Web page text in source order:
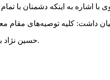
حسین نژاد با اشاره به اینکه مردم ایران بیش از گذشته در صحنه هستند، خاطرنشان کرد: این موضوع بیانگر وجود معنویت مردم است.